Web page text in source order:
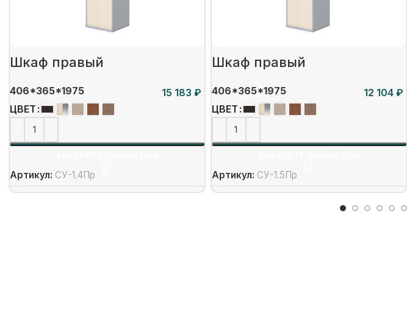
Шкаф правый
406*365*1975
₽
ЦВЕТ
Артикул: СУ-1.4Пр
Шкаф правый
406*365*1975
₽
ЦВЕТ
Артикул: СУ-1.5Пр